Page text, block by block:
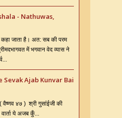
- Nathuwas,
कहा जाता है। अत: सब की परम
में भगवान वेद व्यास ने
Sevak Ajab Kunvar Bai
वैष्णव ४७ ) श्री गुसांईजी की
ये अजब कुँ...